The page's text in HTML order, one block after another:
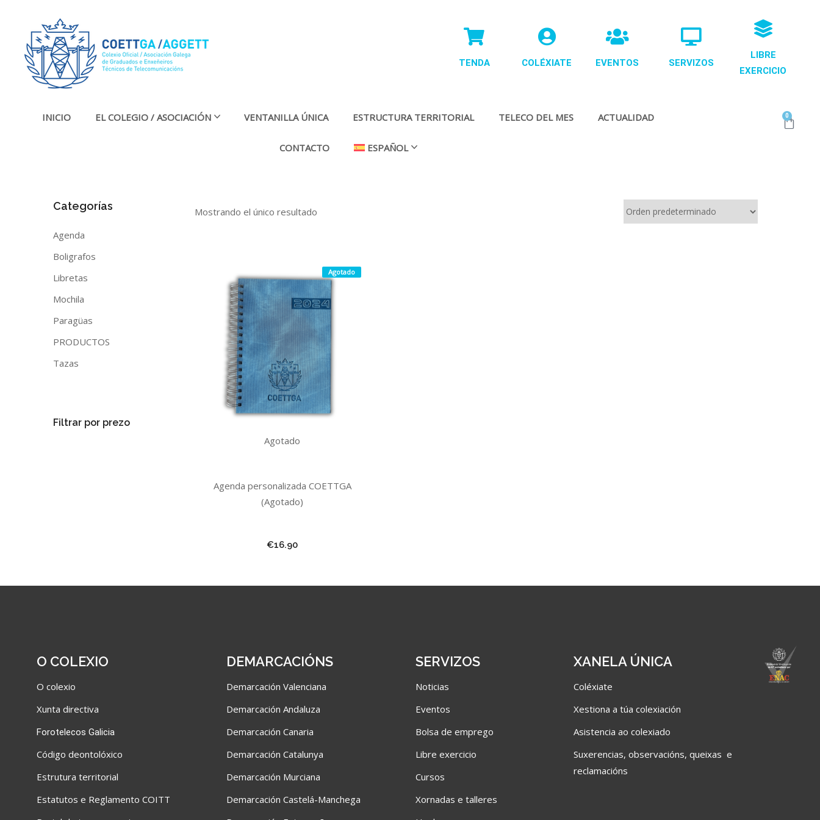
TENDA COLÉXIATE EVENTOS SERVIZOS
LIBRE
EXERCICIO
INICIO EL COLEGIO / ASOCIACIÓN VENTANILLA ÚNICA ESTRUCTURA TERRITORIAL TELECO DEL MES ACTUALIDAD
CONTACTO ESPAÑOL
0
Mostrando el único resultado
Agotado
Agotado
Agenda personalizada COETTGA
(Agotado)
€16.90
Categorías
Agenda
Boligrafos
Libretas
Mochila
Paragüas
PRODUCTOS
Tazas
Filtrar por prezo
O COLEXIO
O colexio
Xunta directiva
Forotelecos Galicia
Código deontolóxico
Estrutura territorial
Estatutos e Reglamento COITT
DEMARCACIÓNS
Demarcación Valenciana
Demarcación Andaluza
Demarcación Canaria
Demarcación Catalunya
Demarcación Murciana
Demarcación Castelá-Manchega
SERVIZOS
Noticias
Eventos
Bolsa de emprego
Libre exercicio
Cursos
Xornadas e talleres
XANELA ÚNICA
Coléxiate
Xestiona a túa colexiación
Asistencia ao colexiado
Suxerencias, observacións, queixas e
reclamacións